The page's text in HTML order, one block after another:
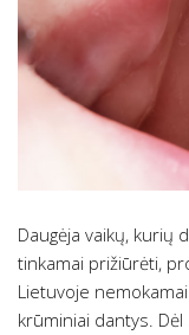
Daugėja vaikų, kurių
tinkamai prižiūrėti,
Lietuvoje
krūminiai dantys.